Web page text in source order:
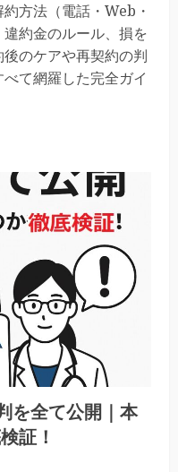
方法（電話・Web・
約金のルール、損を
のケアや再契約の判
て網羅した完全ガイ
を全て公開｜本
証！